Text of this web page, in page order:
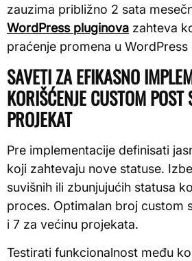
zauzima približno 2 sata
WordPress pluginova zahteva
praćenje promena u
SAVETI ZA EFIKASNO
KORIŠĆENJE CUSTOM POST
PROJEKAT
Pre implementacije definisati
koji zahtevaju nove statuse.
suvišnih ili zbunjujućih statusa
proces. Optimalan broj custom
i 7 za većinu projekata.
Testirati funkcionalnost među